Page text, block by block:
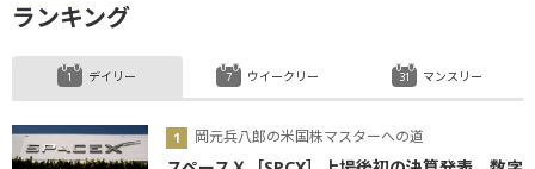
ランキング
デイリー
岡元兵八郎の米国株マスターへの道
ウイークリー マンスリー